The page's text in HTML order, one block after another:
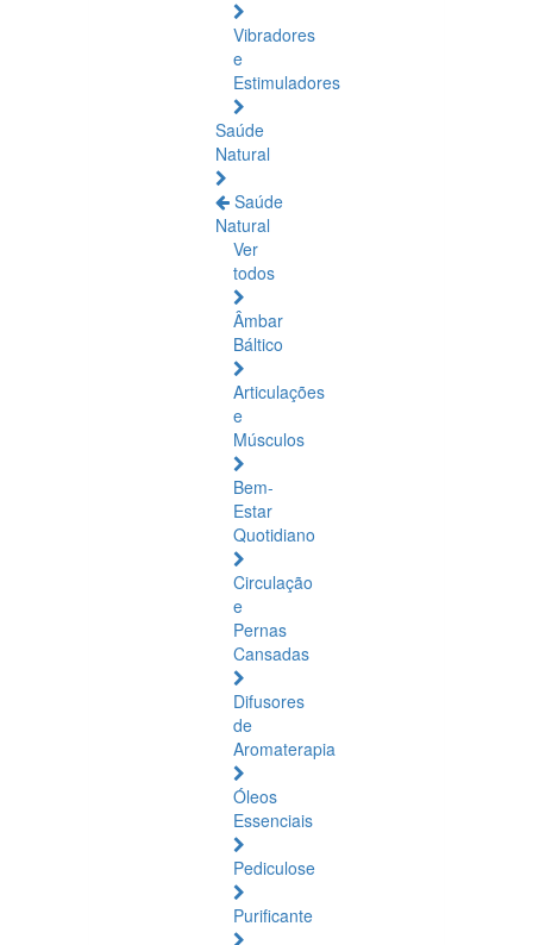
Vibradores
e
Estimuladores
Saúde
Natural
Saúde
Natural
Ver
todos
Âmbar
Báltico
Articulações
e
Músculos
Bem-
Estar
Quotidiano
Circulação
e
Pernas
Cansadas
Difusores
de
Aromaterapia
Óleos
Essenciais
Pediculose
Purificante